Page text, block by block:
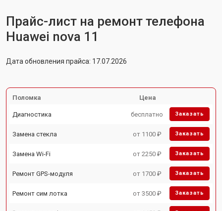
Прайс-лист на ремонт телефона
Huawei nova 11
Дата обновления прайса: 17.07.2026
Поломка Цена
Диагностика бесплатно Заказать
Замена стекла от 1100 ₽ Заказать
Замена Wi-Fi от 2250 ₽ Заказать
Ремонт GPS-модуля от 1700 ₽ Заказать
Ремонт сим лотка от 3500 ₽ Заказать